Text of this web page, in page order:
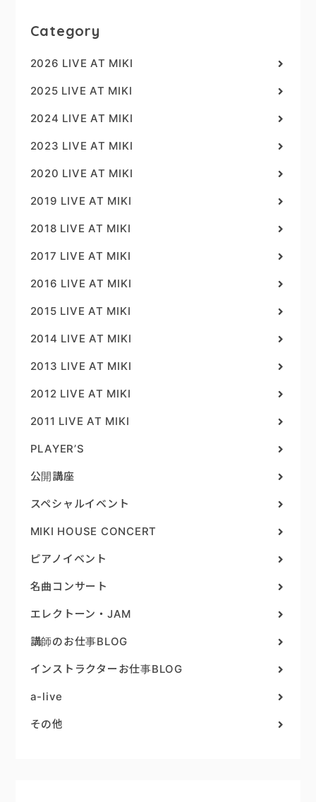
Category
2026 LIVE AT MIKI
2025 LIVE AT MIKI
2024 LIVE AT MIKI
2023 LIVE AT MIKI
2020 LIVE AT MIKI
2019 LIVE AT MIKI
2018 LIVE AT MIKI
2017 LIVE AT MIKI
2016 LIVE AT MIKI
2015 LIVE AT MIKI
2014 LIVE AT MIKI
2013 LIVE AT MIKI
2012 LIVE AT MIKI
2011 LIVE AT MIKI
PLAYER’S
公開講座
スペシャルイベント
MIKI HOUSE CONCERT
ピアノイベント
名曲コンサート
エレクトーン・JAM
講師のお仕事BLOG
インストラクターお仕事BLOG
a-live
その他